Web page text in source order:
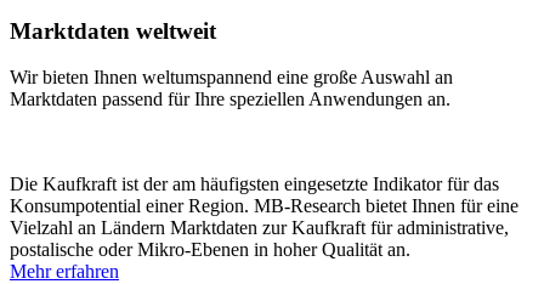
Marktdaten weltweit
Wir bieten Ihnen weltumspannend eine große Auswahl an
Marktdaten passend für Ihre speziellen Anwendungen an.
Die Kaufkraft ist der am häufigsten eingesetzte Indikator für das
Konsumpotential einer Region. MB-Research bietet Ihnen für eine
Vielzahl an Ländern Marktdaten zur Kaufkraft für administrative,
postalische oder Mikro-Ebenen in hoher Qualität an.
Mehr erfahren